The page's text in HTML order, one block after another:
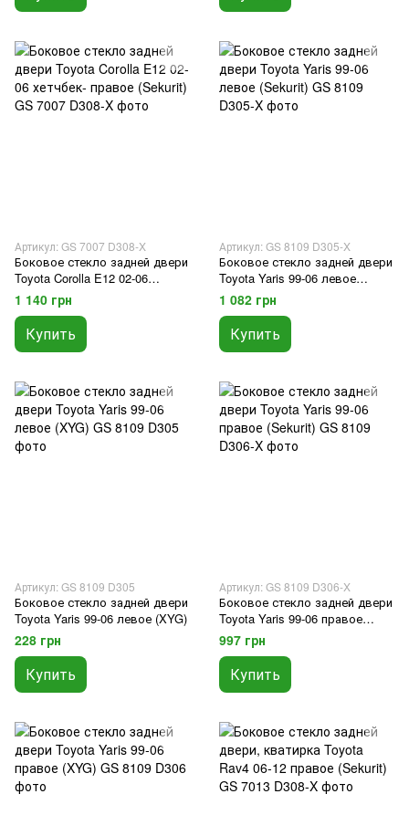
Артикул: GS 7007 D308-X
Боковое стекло задней двери
Toyota Corolla E12 02-06
хетчбек- правое (Sekurit)
1 140 грн
Купить
Артикул: GS 8109 D305-X
Боковое стекло задней двери
Toyota Yaris 99-06 левое
(Sekurit)
1 082 грн
Купить
Артикул: GS 8109 D305
Боковое стекло задней двери
Toyota Yaris 99-06 левое (XYG)
228 грн
Купить
Артикул: GS 8109 D306-X
Боковое стекло задней двери
Toyota Yaris 99-06 правое
(Sekurit)
997 грн
Купить